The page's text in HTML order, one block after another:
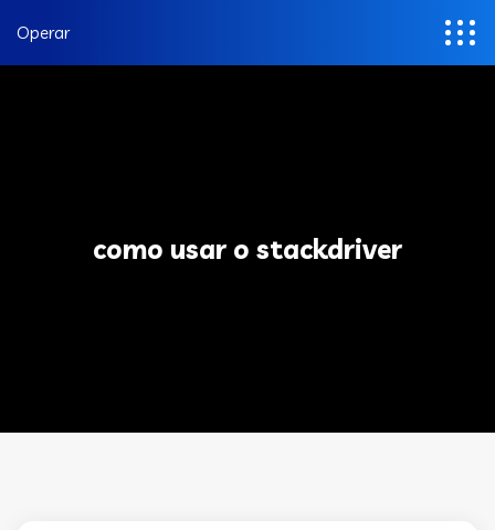
Operar
como usar o stackdriver